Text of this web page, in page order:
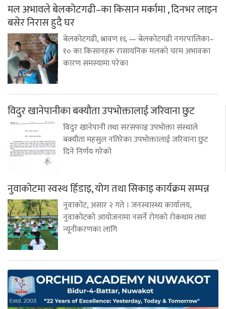
मल अभावले बेलकोटगढी–का किसान मर्कामा , दिनभर लाइन
बसेर निरास हुदै घर
बेलकोटगढी, श्रावण १६ — बेलकोटगढी नगरपालिका–
१० का किसानहरू रासायनिक मलको चरम अभावका
कारण समस्यामा परेका
विदुर खानेपानीका बक्यौता उपभोक्तालाई जरिवाना छुट
विदुर खानेपानी तथा सरसफाइ उपभोक्ता संस्थाले
बक्यौता महसुल नतिरेका उपभोक्तालाई जरिवाना छुट
दिने निर्णय गरेको
नुवाकोटमा स्वस्थ हिँडाइ, योग तथा सिकाइ कार्यक्रम सम्पन्न
नुवाकोट, असार २ गते । जनस्वास्थ्य कार्यालय,
नुवाकोटको आयोजनामा नसर्ने रोगको रोकथाम तथा
न्यूनीकरणका लागि